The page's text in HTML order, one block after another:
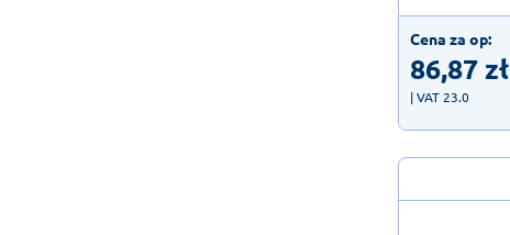
Cena za op:
86,87zł
| VAT 23.0